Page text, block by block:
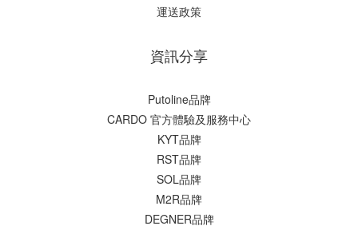
運送政策
資訊分享
Putoline品牌
CARDO 官方體驗及服務中心
KYT品牌
RST品牌
SOL品牌
M2R品牌
DEGNER品牌